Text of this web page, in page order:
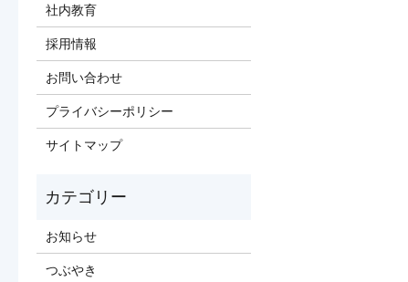
社内教育
採用情報
お問い合わせ
プライバシーポリシー
サイトマップ
お知らせ
つぶやき